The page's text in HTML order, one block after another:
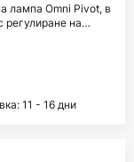
лампа Omni Pivot, в
регулиране на
11 - 16 дни